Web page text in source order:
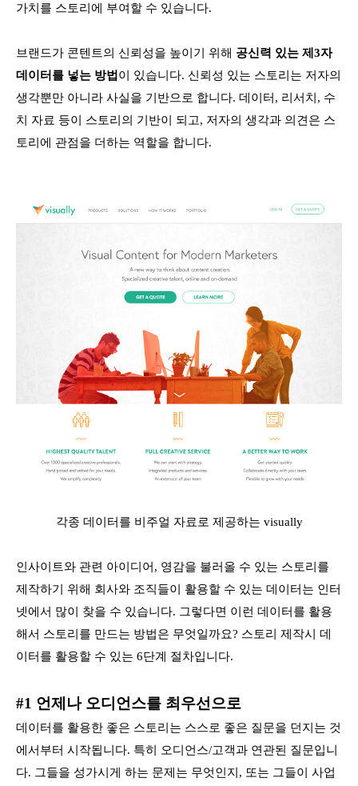
가치를 스토리에 부여할 수 있습니다.
브랜드가 콘텐트의 신뢰성을 높이기 위해 공신력 있는 제3자
데이터를 넣는 방법이 있습니다. 신뢰성 있는 스토리는 저자의
생각뿐만 아니라 사실을 기반으로 합니다. 데이터, 리서치, 수
치 자료 등이 스토리의 기반이 되고, 저자의 생각과 의견은 스
토리에 관점을 더하는 역할을 합니다.
각종 데이터를 비주얼 자료로 제공하는 visually
인사이트와 관련 아이디어, 영감을 불러올 수 있는 스토리를
제작하기 위해 회사와 조직들이 활용할 수 있는 데이터는 인터
넷에서 많이 찾을 수 있습니다. 그렇다면 이런 데이터를 활용
해서 스토리를 만드는 방법은 무엇일까요? 스토리 제작시 데
이터를 활용할 수 있는 6단계 절차입니다.
#1 언제나 오디언스를 최우선으로
데이터를 활용한 좋은 스토리는 스스로 좋은 질문을 던지는 것
에서부터 시작됩니다. 특히 오디언스/고객과 연관된 질문입니
다. 그들을 성가시게 하는 문제는 무엇인지, 또는 그들이 사업